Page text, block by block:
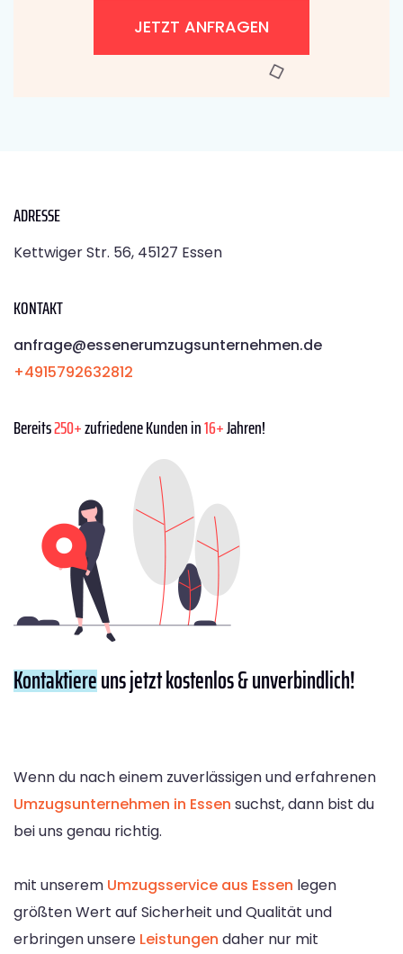
JETZT ANFRAGEN
ADRESSE
Kettwiger Str. 56, 45127 Essen
KONTAKT
anfrage@essenerumzugsunternehmen.de
+4915792632812
Bereits250+zufriedene Kunden in16+Jahren!
Kontaktiereuns jetzt kostenlos & unverbindlich!
Wenn du nach einem zuverlässigen und erfahrenen
Umzugsunternehmen in Essen suchst, dann bist du
bei uns genau richtig.
mit unserem Umzugsservice aus Essen legen
größten Wert auf Sicherheit und Qualität und
erbringen unsere Leistungen daher nur mit